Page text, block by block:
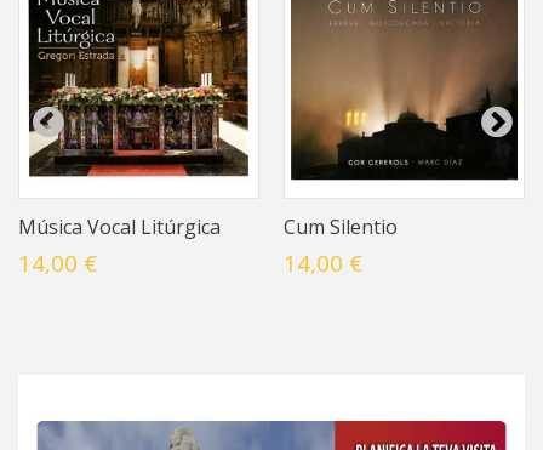
Música Vocal Litúrgica
14,00 €
Cum Silentio
14,00 €